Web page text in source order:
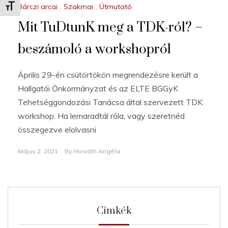
Betűméret váltása
Bárczi arcai , Szakmai , Útmutató
Mit TuDtunK meg a TDK-ról? –
beszámoló a workshopról
Április 29-én csütörtökön megrendezésre került a
Hallgatói Önkormányzat és az ELTE BGGyK
Tehetséggondozási Tanácsa által szervezett TDK
workshop. Ha lemaradtál róla, vagy szeretnéd
összegezve elolvasni
Május 2, 2021 By Horváth Angéla
Címkék